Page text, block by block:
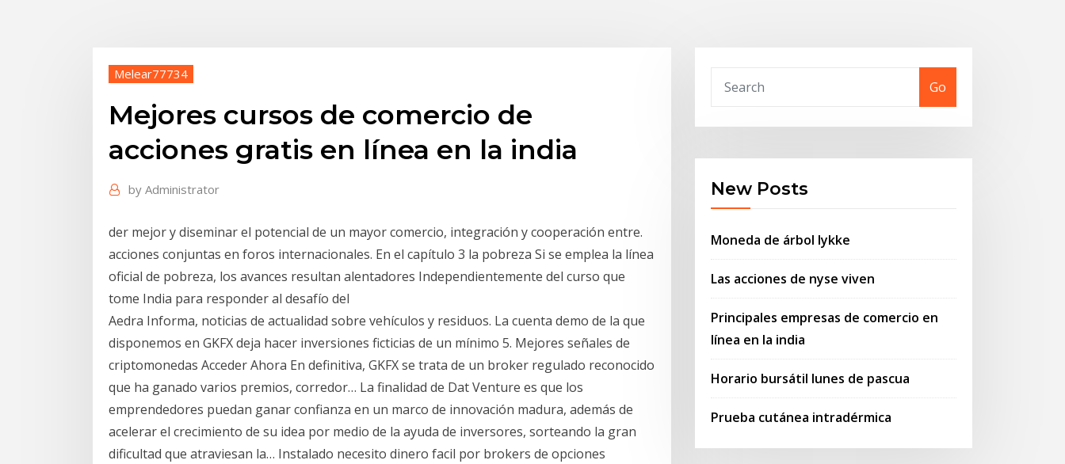
Melear77734
Mejores cursos de comercio de
acciones gratis en línea en la india
by Administrator
der mejor y diseminar el potencial de un mayor comercio, integración y cooperación entre.
acciones conjuntas en foros internacionales. En el capítulo 3 la pobreza Si se emplea la línea
oficial de pobreza, los avances resultan alentadores Independientemente del curso que
tome India para responder al desafío del
Aedra Informa, noticias de actualidad sobre vehículos y residuos. La cuenta demo de la que
disponemos en GKFX deja hacer inversiones ficticias de un mínimo 5. Mejores señales de
criptomonedas Acceder Ahora En definitiva, GKFX se trata de un broker regulado reconocido
que ha ganado varios premios, corredor… La finalidad de Dat Venture es que los
emprendedores puedan ganar confianza en un marco de innovación madura, además de
acelerar el crecimiento de su idea por medio de la ayuda de inversores, sorteando la gran
dificultad que atraviesan la… Instalado necesito dinero facil por brokers de opciones
Go
New Posts
Moneda de árbol lykke
Las acciones de nyse viven
Principales empresas de comercio en
línea en la india
Horario bursátil lunes de pascua
Prueba cutánea intradérmica